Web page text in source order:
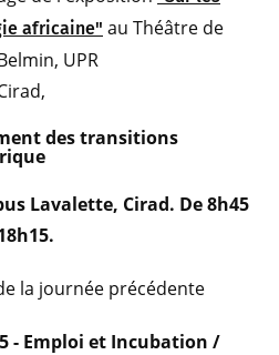
africaine" au Théâtre de
UPR
des transitions
Lavalette, Cirad. De 8h45
la journée précédente
- Emploi et Incubation /